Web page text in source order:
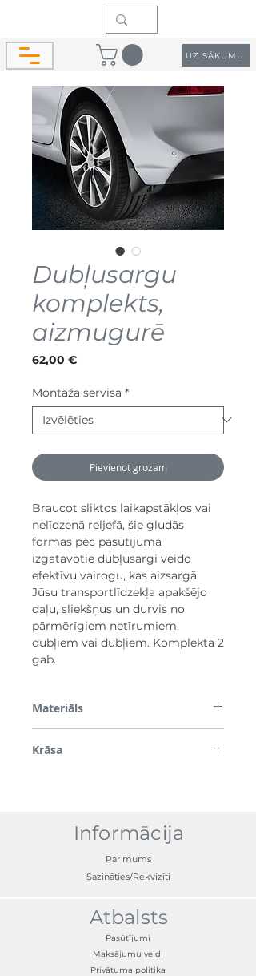
UZ SĀKUMU
Dubļusargu
komplekts,
aizmugurē
62,00 €Cena
Montāža servisā *
Pievienot grozam
Braucot sliktos laikapstākļos vai
nelīdzenā reljefā, šie gludās
formas pēc pasūtījuma
izgatavotie dubļusargi veido
efektīvu vairogu, kas aizsargā
Jūsu transportlīdzekļa apakšējo
daļu, sliekšņus un durvis no
pārmērīgiem netīrumiem,
dubļiem vai dubļiem. Komplektā 2
gab.
Materiāls
Krāsa
Informācija
Par mums
Sazināties/Rekvizīti
Atbalsts
Pasūtījumi
Maksājumu veidi
Privātuma politika